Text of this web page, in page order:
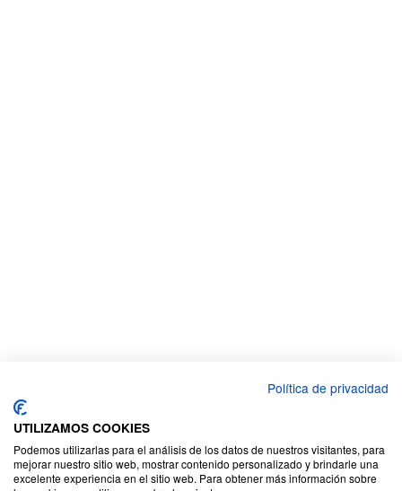
Política de privacidad
UTILIZAMOS COOKIES
Podemos utilizarlas para el análisis de los datos de nuestros visitantes, para
mejorar nuestro sitio web, mostrar contenido personalizado y brindarle una
excelente experiencia en el sitio web. Para obtener más información sobre